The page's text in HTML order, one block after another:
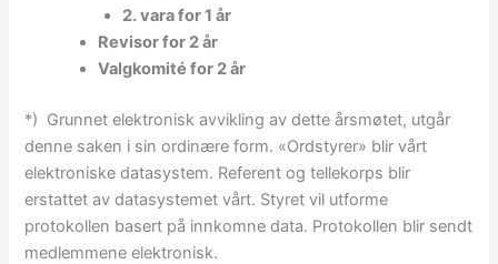
2. vara for 1 år
Revisor for 2 år
Valgkomité for 2 år
*) Grunnet elektronisk avvikling av dette årsmøtet, utgår
denne saken i sin ordinære form. «Ordstyrer» blir vårt
elektroniske datasystem. Referent og tellekorps blir
erstattet av datasystemet vårt. Styret vil utforme
protokollen basert på innkomne data. Protokollen blir sendt
medlemmene elektronisk.